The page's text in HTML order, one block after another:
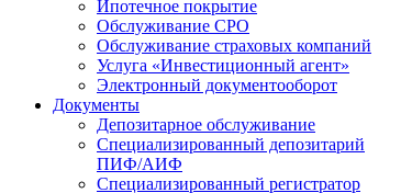
Ипотечное покрытие
Обслуживание СРО
Обслуживание страховых компаний
Услуга «Инвестиционный агент»
Электронный документооборот
Документы
Депозитарное обслуживание
Специализированный депозитарий
ПИФ/АИФ
Специализированный регистратор